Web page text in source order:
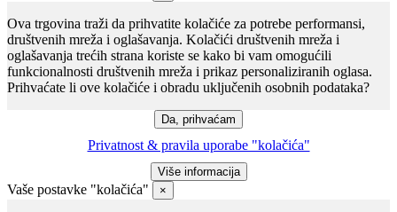
Ova trgovina traži da prihvatite kolačiće za potrebe performansi,
društvenih mreža i oglašavanja. Kolačići društvenih mreža i
oglašavanja trećih strana koriste se kako bi vam omogućili
funkcionalnosti društvenih mreža i prikaz personaliziranih oglasa.
Prihvaćate li ove kolačiće i obradu uključenih osobnih podataka?
Privatnost & pravila uporabe "kolačića"
Vaše postavke "kolačića" ×